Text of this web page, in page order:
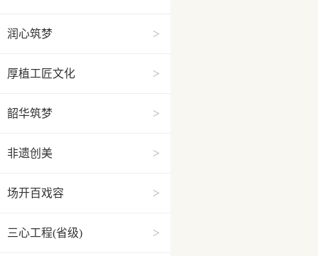
润心筑梦 >
厚植工匠文化 >
韶华筑梦 >
非遗创美 >
场开百戏容 >
三心工程(省级) >